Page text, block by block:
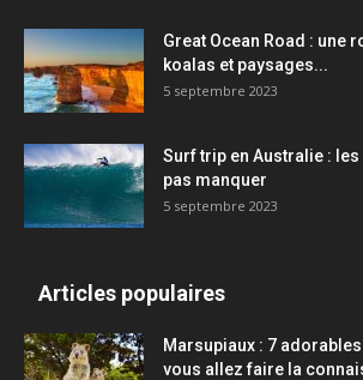
Great Ocean Road : une
koalas et paysages...
5 septembre 2023
Surf trip en Australie : les
pas manquer
5 septembre 2023
Articles populaires
Marsupiaux : 7
vous allez faire la